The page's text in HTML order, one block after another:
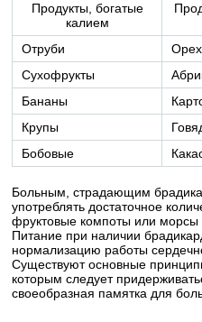
Продукты, богатые
калием
Отруби
Сухофрукты
Бананы
Крупы
Бобовые
Больным, страдающим
употреблять достаточное
фруктовые компоты или морсы
Питание при наличии
нормализацию работы
Существуют основные
которым следует
своеобразная памятка для